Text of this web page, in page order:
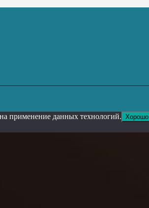
применение данных технологий. Хорошо